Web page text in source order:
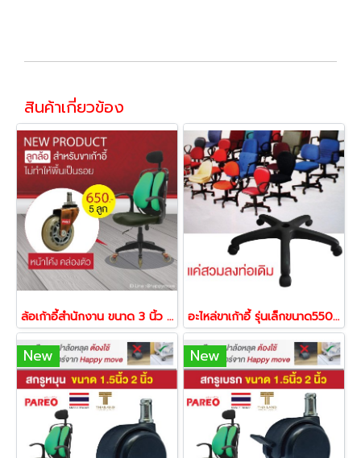
สินค้าเกี่ยวข้อง
ล้อเก้าอี้สำนักงาน ขนาด 3 นิ้ว ล้อโพลียูรีเทน แกนแหวนล็อค รุ่น ล้อสเก็ต ยี่ห้อ PAREO 42094 อะไหล่ขาเก้าอี้ รุ่นเล็กขนาด550มม 54172
New New